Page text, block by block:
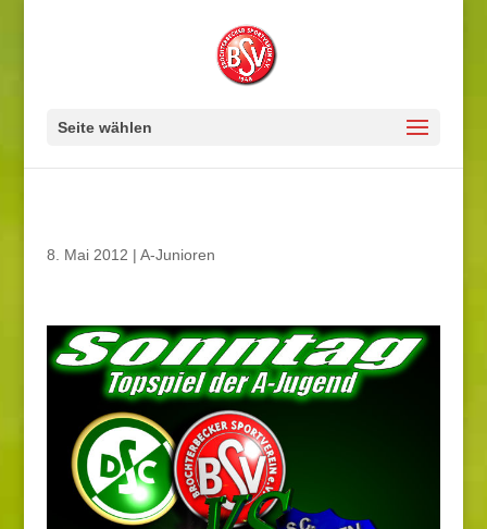
Seite wählen
8. Mai 2012 | A-Junioren